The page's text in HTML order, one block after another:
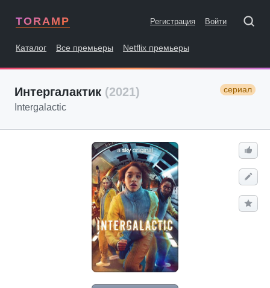
TORAMP Регистрация Войти
Каталог Все премьеры Netflix премьеры
Интергалактик (2021) сериал
Intergalactic